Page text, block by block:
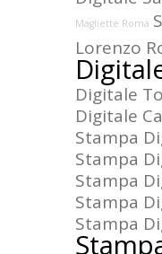
Magliette Roma
Lorenzo
Digitale
Digitale
Stampa
Stampa
Stampa
Stampa
Stampa